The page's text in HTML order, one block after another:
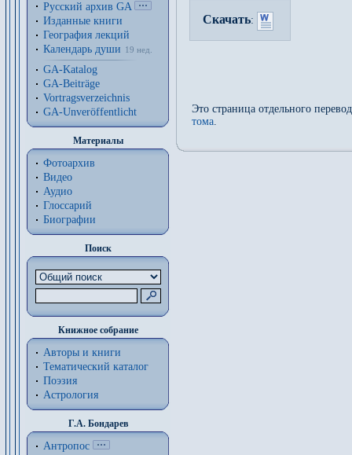
Русский архив GA
Изданные книги
География лекций
Календарь души
19 нед.
GA-Katalog
GA-Beiträge
Vortragsverzeichnis
GA-Unveröffentlicht
Материалы
Фотоархив
Видео
Аудио
Глоссарий
Биографии
Поиск
Книжное собрание
Авторы и книги
Тематический каталог
Поэзия
Астрология
Г.А. Бондарев
Антропос
Скачать:
Это страница отдельного
тома.